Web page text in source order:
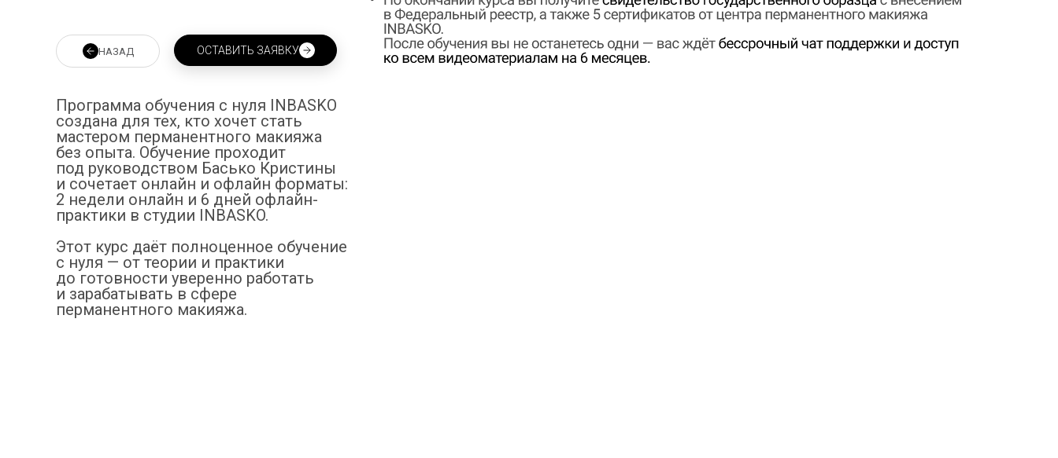
Программа обучения с нуля INBASKO
создана для тех, кто хочет стать
мастером перманентного макияжа
без опыта. Обучение проходит
под руководством Басько Кристины
и сочетает онлайн и офлайн форматы:
2 недели онлайн и 6 дней офлайн-
практики в студии INBASKO.
Этот курс даёт полноценное обучение
с нуля — от теории и практики
до готовности уверенно работать
и зарабатывать в сфере
перманентного макияжа.
ОСТАВИТЬ ЗАЯВКУ
НАЗАД